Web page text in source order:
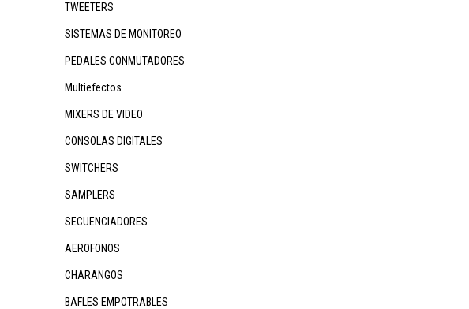
TWEETERS
SISTEMAS DE MONITOREO
PEDALES CONMUTADORES
Multiefectos
MIXERS DE VIDEO
CONSOLAS DIGITALES
SWITCHERS
SAMPLERS
SECUENCIADORES
AEROFONOS
CHARANGOS
BAFLES EMPOTRABLES